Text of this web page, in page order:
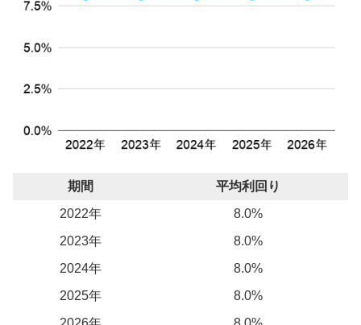
期間
平均利回り
2022年
8.0%
2023年
8.0%
2024年
8.0%
2025年
8.0%